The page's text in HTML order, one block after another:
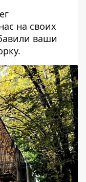
на своих
ваши